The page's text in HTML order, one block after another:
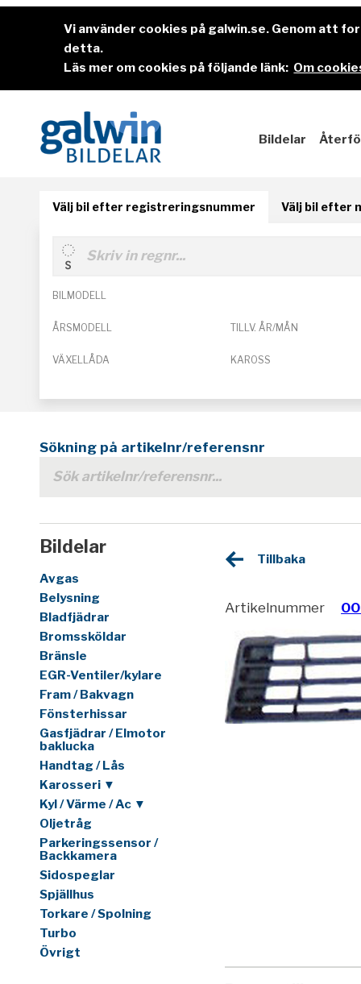
Vi använder cookies på galwin.se. Genom att
detta.
Läs mer om cookies på följande länk: Om
Bildelar
Välj bil efter registreringsnummer Välj bil efter
BILMODELL
ÅRSMODELL TILLV. ÅR/MÅN
VÄXELLÅDA KAROSS
Sökning på artikelnr/referensnr
Bildelar
Avgas
Belysning
Bladfjädrar
Bromssköldar
Bränsle
EGR-Ventiler/kylare
Fram / Bakvagn
Fönsterhissar
Gasfjädrar / Elmotor
baklucka
Handtag / Lås
Karosseri ▼
Kyl / Värme / Ac ▼
Oljetråg
Parkeringssensor /
Backkamera
Sidospeglar
Spjällhus
Torkare / Spolning
Turbo
Övrigt
Tillbaka
Artikelnummer